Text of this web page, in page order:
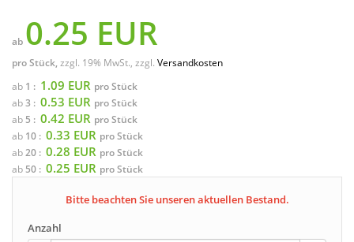
ab 0.25 EUR
pro Stück,zzgl. 19% MwSt., zzgl. Versandkosten
ab 1 : 1.09 EUR pro Stück
ab3 : 0.53 EUR pro Stück
ab 5 : 0.42 EUR pro Stück
ab 10 : 0.33 EUR pro Stück
ab 20 : 0.28 EUR pro Stück
ab 50 : 0.25 EUR pro Stück
Bitte beachten Sie unseren aktuellen Bestand.
Anzahl